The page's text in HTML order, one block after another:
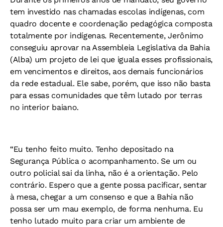
tem investido nas chamadas escolas indígenas, com
quadro docente e coordenação pedagógica composta
totalmente por indígenas. Recentemente, Jerônimo
conseguiu aprovar na Assembleia Legislativa da Bahia
(Alba) um projeto de lei que iguala esses profissionais,
em vencimentos e direitos, aos demais funcionários
da rede estadual. Ele sabe, porém, que isso não basta
para essas comunidades que têm lutado por terras
no interior baiano.
“Eu tenho feito muito. Tenho depositado na
Segurança Pública o acompanhamento. Se um ou
outro policial sai da linha, não é a orientação. Pelo
contrário. Espero que a gente possa pacificar, sentar
à mesa, chegar a um consenso e que a Bahia não
possa ser um mau exemplo, de forma nenhuma. Eu
tenho lutado muito para criar um ambiente de